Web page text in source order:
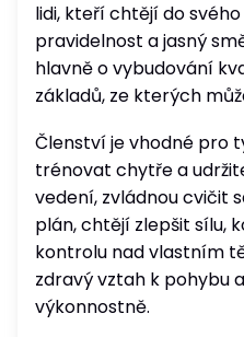
lidi, kteří chtějí do
pravidelnost a jasný
hlavně o vybudování
základů, ze kterých
Členství je vhodné pro
trénovat chytře a
vedení, zvládnou cvičit
plán, chtějí zlepšit sílu,
kontrolu nad vlastním
zdravý vztah k pohybu
výkonnostně.